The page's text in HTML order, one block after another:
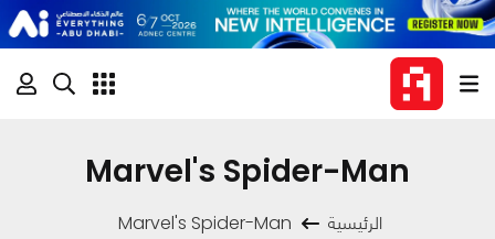
Marvel's Spider-Man
الرئيسية Marvel's Spider-Man